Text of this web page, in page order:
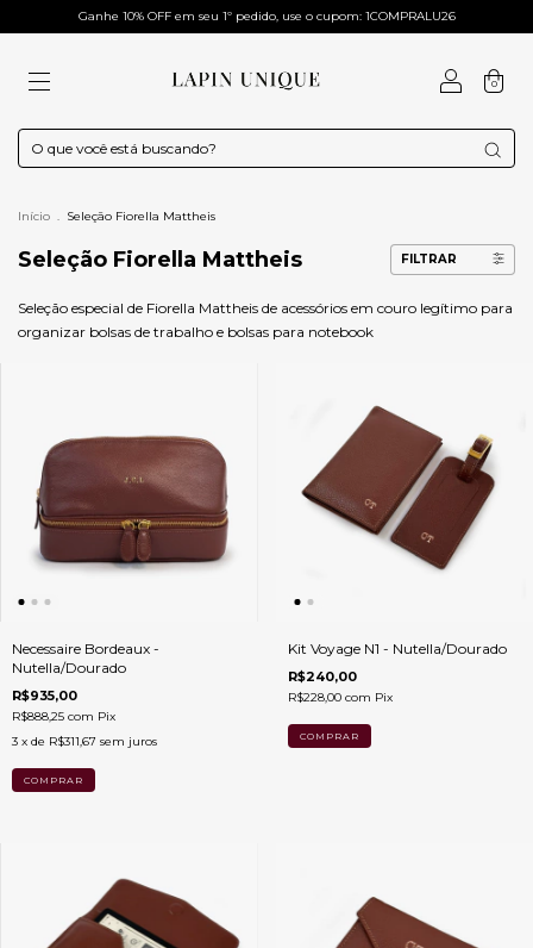
Ganhe 10% OFF em seu 1º pedido, use o cupom: 1COMPRALU26
0
Início . Seleção Fiorella Mattheis
Seleção Fiorella Mattheis FILTRAR
Seleção especial de Fiorella Mattheis de acessórios em couro legítimo para
organizar bolsas de trabalho e bolsas para notebook
Necessaire Bordeaux -
Nutella/Dourado
R$935,00
R$888,25 com Pix
3 x de R$311,67 sem juros
Kit Voyage N1 - Nutella/Dourado
R$240,00
R$228,00 com Pix